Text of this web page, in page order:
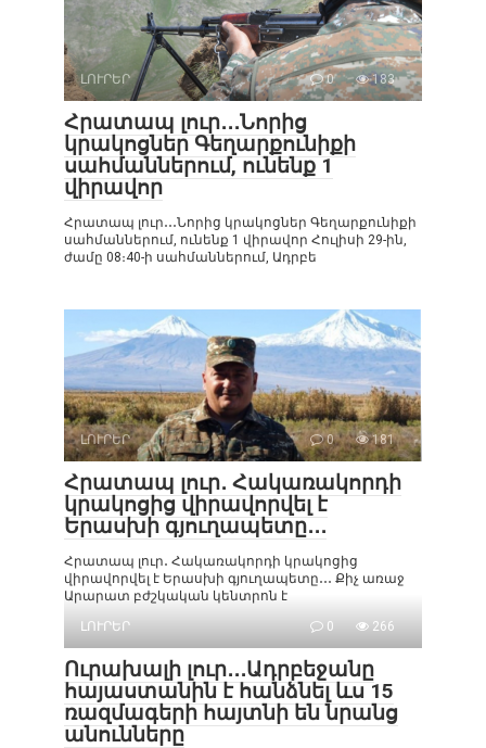
ԼՈՒՐԵՐ 0 183
Հրատապ լուր․․․Նորից
կրակոցներ Գեղարքունիքի
սահմաններում, ունենք 1
վիրավոր
Հրատապ լուր․․․Նորից կրակոցներ Գեղարքունիքի
սահմաններում, ունենք 1 վիրավոր Հուլիսի 29-ին,
ժամը 08։40-ի սահմաններում, Ադրբե
ԼՈՒՐԵՐ 0 181
Հրատապ լուր․ Հակառակորդի
կրակոցից վիրավորվել է
Երասխի գյուղապետը․․․
Հրատապ լուր․ Հակառակորդի կրակոցից
վիրավորվել է Երասխի գյուղապետը․․․ Քիչ առաջ
Արարատ բժշկական կենտրոն է
ԼՈՒՐԵՐ
0 266
Ուրախալի լուր․․․Ադրբեջանը
հայաստանին է հանձնել ևս 15
ռազմագերի հայտնի են նրանց
անունները